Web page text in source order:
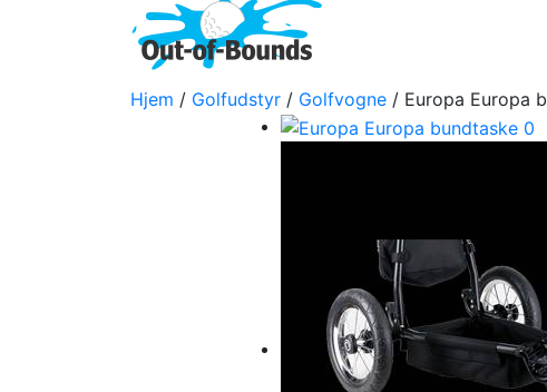
Hjem / Golfudstyr / Golfvogne / Europa Europa